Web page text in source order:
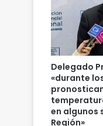
p
a
t
i
i
p
a
n
Delegado
«durante
en algunos
Región»